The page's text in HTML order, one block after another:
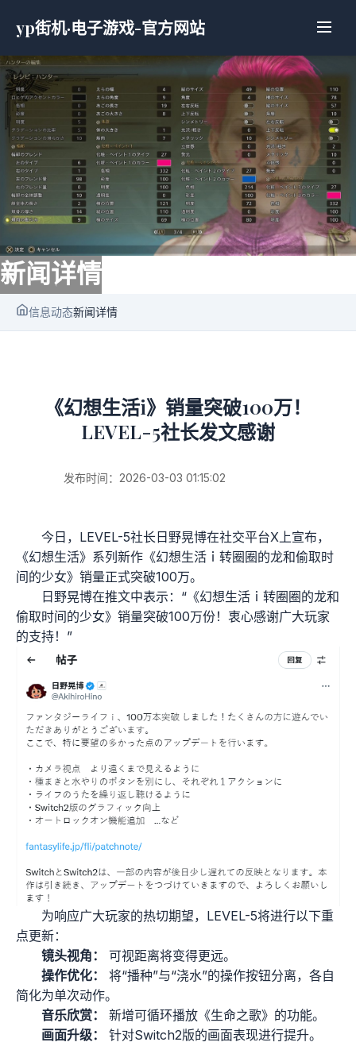
yp街机·电子游戏-官方网站
新闻详情
信息动态新闻详情
《幻想生活i》销量突破100万！
LEVEL-5社长发文感谢
发布时间：2026-03-03 01:15:02
今日，LEVEL-5社长日野晃博在社交平台X上宣布，
《幻想生活》系列新作《幻想生活ｉ转圈圈的龙和偷取时
间的少女》销量正式突破100万。
日野晃博在推文中表示：“《幻想生活ｉ转圈圈的龙和
偷取时间的少女》销量突破100万份！衷心感谢广大玩家
的支持！”
为响应广大玩家的热切期望，LEVEL-5将进行以下重
点更新：
镜头视角：
可视距离将变得更远。
操作优化：
将“播种”与“浇水”的操作按钮分离，各自
简化为单次动作。
音乐欣赏：
新增可循环播放《生命之歌》的功能。
画面升级：
针对Switch2版的画面表现进行提升。